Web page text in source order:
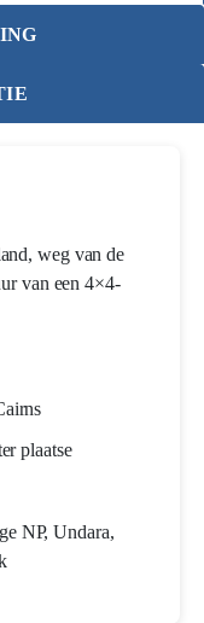
weg van de
van een 4×4-
plaatse
NP, Undara,